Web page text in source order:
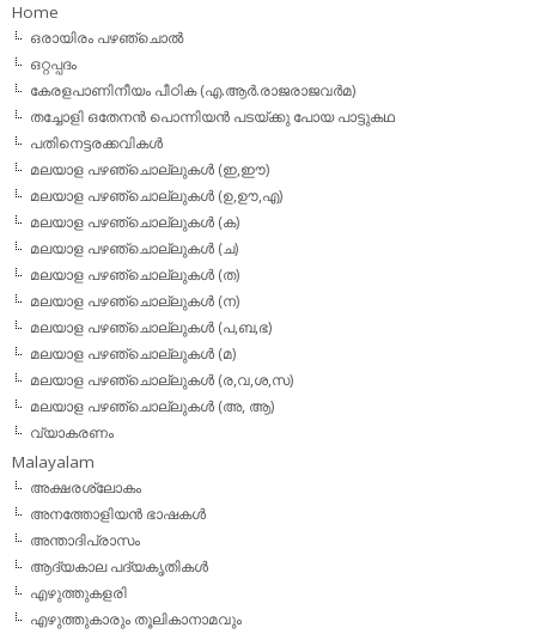
Home
ഒരായിരം പഴഞ്ചൊല്‍
ഒറ്റപ്പദം
കേരളപാണിനീയം പീഠിക (എ.ആര്‍.രാജരാജവര്‍മ)
തച്ചോളി ഒതേനൻ പൊന്നിയൻ പടയ്‌ക്കു പോയ പാട്ടുകഥ
പതിനെട്ടരക്കവികള്‍
മലയാള പഴഞ്ചൊല്ലുകള്‍ (ഇ,ഈ)
മലയാള പഴഞ്ചൊല്ലുകള്‍ (ഉ,ഊ,എ)
മലയാള പഴഞ്ചൊല്ലുകള്‍ (ക)
മലയാള പഴഞ്ചൊല്ലുകള്‍ (ച)
മലയാള പഴഞ്ചൊല്ലുകള്‍ (ത)
മലയാള പഴഞ്ചൊല്ലുകള്‍ (ന)
മലയാള പഴഞ്ചൊല്ലുകള്‍ (പ,ബ,ഭ)
മലയാള പഴഞ്ചൊല്ലുകള്‍ (മ)
മലയാള പഴഞ്ചൊല്ലുകള്‍ (ര,വ,ശ,സ)
മലയാള പഴഞ്ചൊല്ലുകൾ (അ, ആ)
വ്യാകരണം
Malayalam
അക്ഷരശ്ലോകം
അനത്തോളിയന്‍ ഭാഷകള്‍
അന്താദിപ്രാസം
ആദ്യകാല പദ്യകൃതികള്‍
എഴുത്തുകളരി
എഴുത്തുകാരും തൂലികാനാമവും